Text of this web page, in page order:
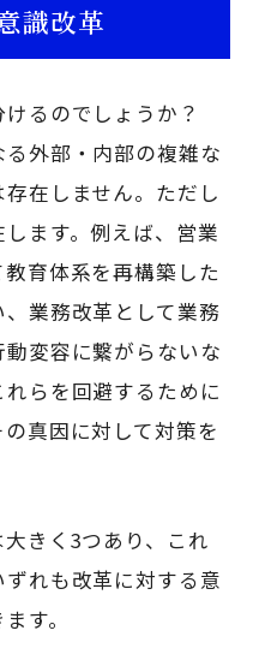
識改革
るのでしょうか？
外部・内部の複雑な
在しません。ただし
ます。例えば、営業
育体系を再構築した
業務改革として業務
変容に繋がらないな
らを回避するために
真因に対して対策を
きく3つあり、これ
れも改革に対する意
す。